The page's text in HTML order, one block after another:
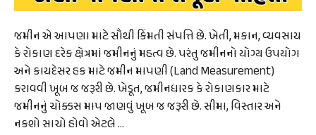
જમીન એ આપણા માટે સૌથી કિંમતી સંપત્તિ છે. ખેતી, મકાન, વ્યવસાય
કે રોકાણ દરેક ક્ષેત્રમાં જમીનનું મહત્વ છે. પરંતુ જમીનનો યોગ્ય ઉપયોગ
અને કાયદેસર હક માટે જમીન માપણી (Land Measurement)
કરાવવી ખૂબ જ જરૂરી છે. ખેડૂત, જમીનધારક કે રોકાણકાર માટે
જમીનનું ચોક્કસ માપ જાણવું ખૂબ જ જરૂરી છે. સીમા, વિસ્તાર અને
નકશો સાચો હોવો એટલે …